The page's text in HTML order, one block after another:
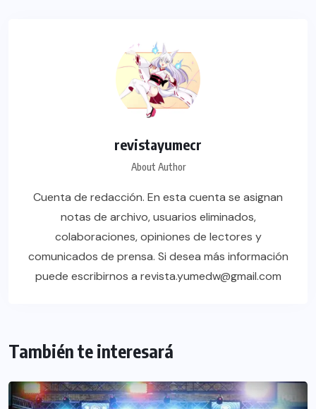
revistayumecr
About Author
Cuenta de redacción. En esta cuenta se asignan
notas de archivo, usuarios eliminados,
colaboraciones, opiniones de lectores y
comunicados de prensa. Si desea más información
puede escribirnos a revista.yumedw@gmail.com
También te interesará